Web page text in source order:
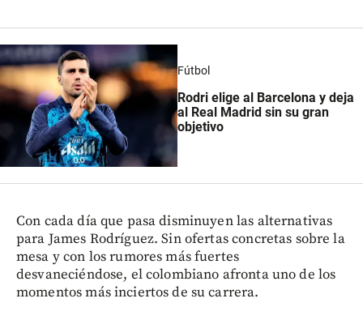
Fútbol
Rodri elige al Barcelona y deja
al Real Madrid sin su gran
objetivo
Con cada día que pasa disminuyen las alternativas
para James Rodríguez. Sin ofertas concretas sobre la
mesa y con los rumores más fuertes
desvaneciéndose, el colombiano afronta uno de los
momentos más inciertos de su carrera.